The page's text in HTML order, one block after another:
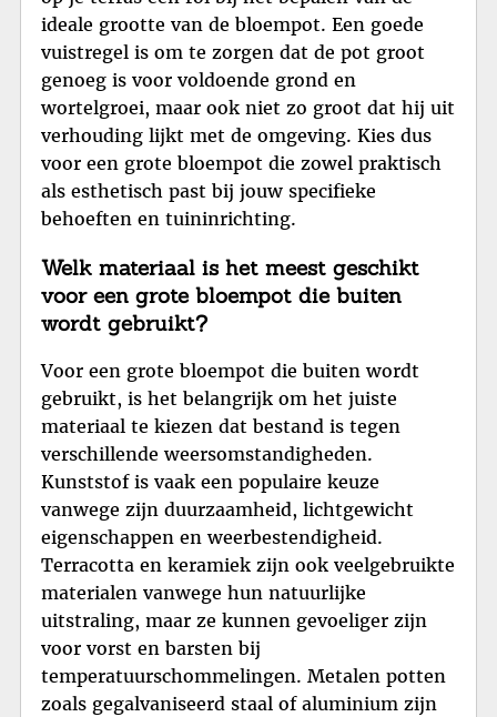
ideale grootte van de bloempot. Een goede
vuistregel is om te zorgen dat de pot groot
genoeg is voor voldoende grond en
wortelgroei, maar ook niet zo groot dat hij uit
verhouding lijkt met de omgeving. Kies dus
voor een grote bloempot die zowel praktisch
als esthetisch past bij jouw specifieke
behoeften en tuininrichting.
Welk materiaal is het meest geschikt
voor een grote bloempot die buiten
wordt gebruikt?
Voor een grote bloempot die buiten wordt
gebruikt, is het belangrijk om het juiste
materiaal te kiezen dat bestand is tegen
verschillende weersomstandigheden.
Kunststof is vaak een populaire keuze
vanwege zijn duurzaamheid, lichtgewicht
eigenschappen en weerbestendigheid.
Terracotta en keramiek zijn ook veelgebruikte
materialen vanwege hun natuurlijke
uitstraling, maar ze kunnen gevoeliger zijn
voor vorst en barsten bij
temperatuurschommelingen. Metalen potten
zoals gegalvaniseerd staal of aluminium zijn